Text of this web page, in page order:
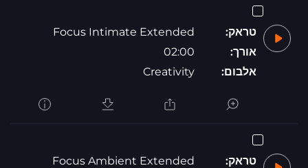
טראק:
Focus Intimate Extended
אורך:
02:00
אלבום:
Creativity
טראק:
Focus Ambient Extended